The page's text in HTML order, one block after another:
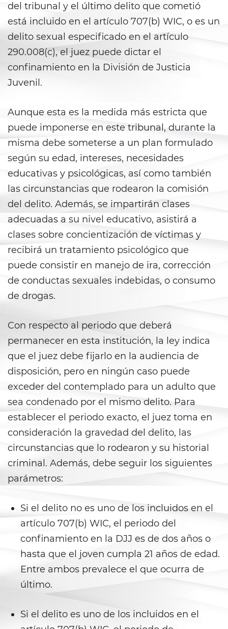
Possession Of A Controlled
Substance
Possession Of A Controlled
Substance For Sale
Possession of Marijuana for Sale
Possession of Methamphetamine
Prop 36
Transportation for Sale of a
Controlled Substance
DUI
2nd Offense DUI
3rd Offense DUI
Dry Reckless
DMV Administrative Hearing
DUI Causing Injury
DUI Laws In The State Of
California
DUI With A Passenger Under 14
Driving Under The Influence Of A
Drug (DUID)
Fraud Crimes
Auto Insurance Fraud
Credit Card Fraud
del tribunal y el último delito que cometió
está incluido en el artículo 707(b) WIC, o es un
delito sexual especificado en el artículo
290.008(c), el juez puede dictar el
confinamiento en la División de Justicia
Juvenil.
Aunque esta es la medida más estricta que
puede imponerse en este tribunal, durante la
misma debe someterse a un plan formulado
según su edad, intereses, necesidades
educativas y psicológicas, así como también
las circunstancias que rodearon la comisión
del delito. Además, se impartirán clases
adecuadas a su nivel educativo, asistirá a
clases sobre concientización de víctimas y
recibirá un tratamiento psicológico que
puede consistir en manejo de ira, corrección
de conductas sexuales indebidas, o consumo
de drogas.
Con respecto al periodo que deberá
permanecer en esta institución, la ley indica
que el juez debe fijarlo en la audiencia de
disposición, pero en ningún caso puede
exceder del contemplado para un adulto que
sea condenado por el mismo delito. Para
establecer el periodo exacto, el juez toma en
consideración la gravedad del delito, las
circunstancias que lo rodearon y su historial
criminal. Además, debe seguir los siguientes
parámetros:
Si el delito no es uno de los incluidos en el
artículo 707(b) WIC, el periodo del
confinamiento en la DJJ es de dos años o
hasta que el joven cumpla 21 años de edad.
Entre ambos prevalece el que ocurra de
último.
Si el delito es uno de los incluidos en el